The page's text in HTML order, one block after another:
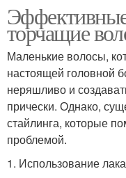
торчащие
Маленькие волосы,
настоящей головной
неряшливо и
прически. Однако,
стайлинга, которые
проблемой.
1. Использование